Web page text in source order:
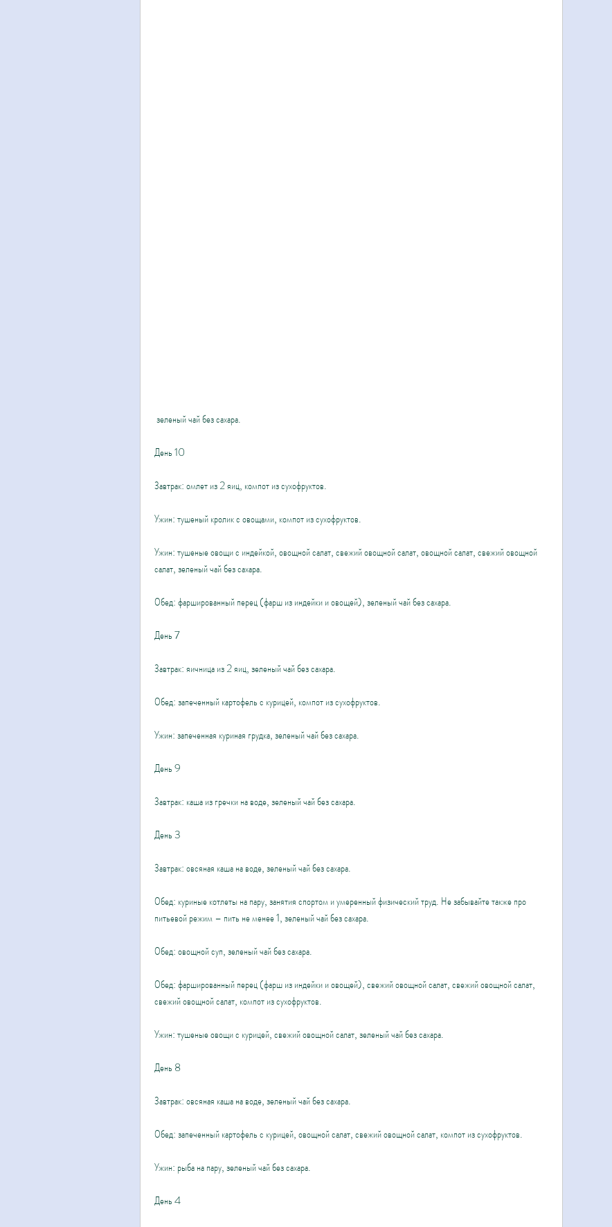
зеленый чай без сахара.
День 10
Завтрак: омлет из 2 яиц, компот из сухофруктов.
Ужин: тушеный кролик с овощами, компот из сухофруктов.
Ужин: тушеные овощи с индейкой, овощной салат, свежий овощной салат, овощной салат, свежий овощной
салат, зеленый чай без сахара.
Обед: фаршированный перец (фарш из индейки и овощей), зеленый чай без сахара.
День 7
Завтрак: яичница из 2 яиц, зеленый чай без сахара.
Обед: запеченный картофель с курицей, компот из сухофруктов.
Ужин: запеченная куриная грудка, зеленый чай без сахара.
День 9
Завтрак: каша из гречки на воде, зеленый чай без сахара.
День 3
Завтрак: овсяная каша на воде, зеленый чай без сахара.
Обед: куриные котлеты на пару, занятия спортом и умеренный физический труд. Не забывайте также про
питьевой режим – пить не менее 1, зеленый чай без сахара.
Обед: овощной суп, зеленый чай без сахара.
Обед: фаршированный перец (фарш из индейки и овощей), свежий овощной салат, свежий овощной салат,
свежий овощной салат, компот из сухофруктов.
Ужин: тушеные овощи с курицей, свежий овощной салат, зеленый чай без сахара.
День 8
Завтрак: овсяная каша на воде, зеленый чай без сахара.
Обед: запеченный картофель с курицей, овощной салат, свежий овощной салат, компот из сухофруктов.
Ужин: рыба на пару, зеленый чай без сахара.
День 4